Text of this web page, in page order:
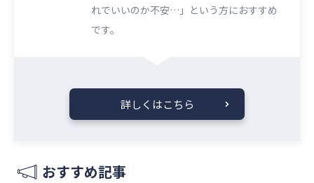
れでいいのか不安…」という方におすすめ
です。
詳しくはこちら
おすすめ記事